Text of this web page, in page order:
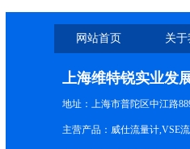
网站首页 关
上海维特锐实业发
地址：上海市普陀区中江路
主营产品：威仕流量计,VSE